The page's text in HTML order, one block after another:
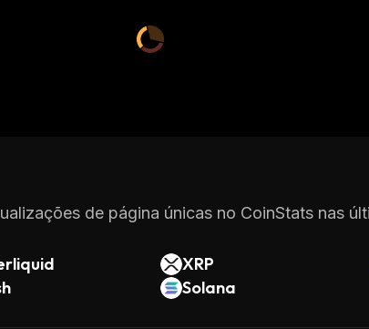
de página únicas no CoinStats nas
XRP
Solana